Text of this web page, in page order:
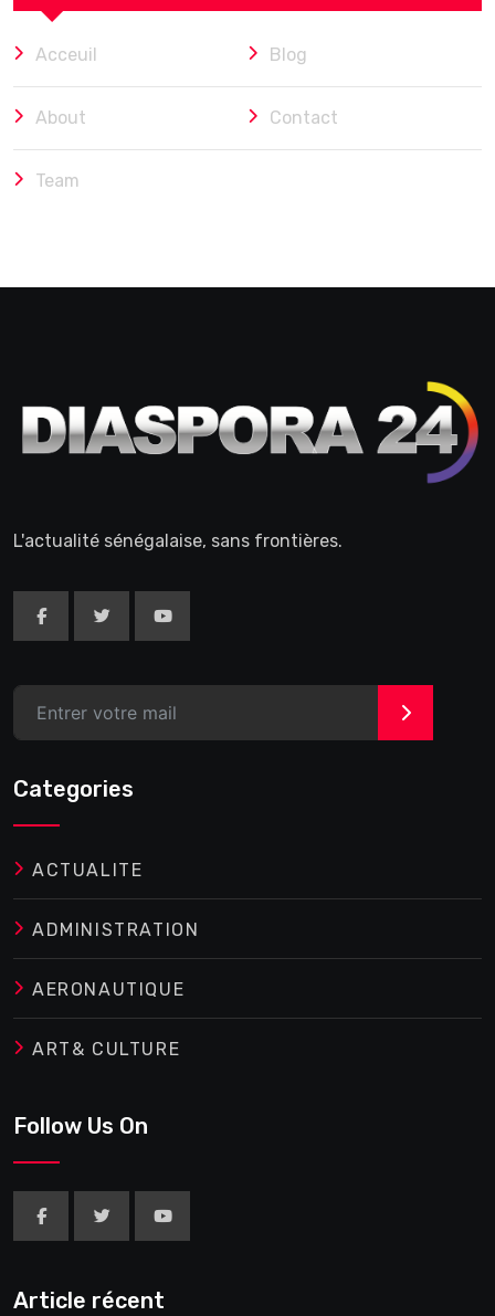
Acceuil Blog
About Contact
Team
L'actualité sénégalaise, sans frontières.
>
Categories
ACTUALITE
ADMINISTRATION
AERONAUTIQUE
ART& CULTURE
Follow Us On
Article récent